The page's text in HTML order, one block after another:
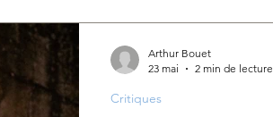
Critiques
Arthur Bouet
23 mai
2 min de lecture